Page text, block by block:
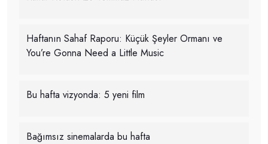
Haftanın Sahaf Raporu: Küçük Şeyler Ormanı ve
You’re Gonna Need a Little Music
Bu hafta vizyonda: 5 yeni film
Bağımsız sinemalarda bu hafta